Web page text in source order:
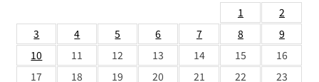
1
2
3
4 5 6 7 8
9
10
11 12 13 14 15
16
17
18 19 20 21 22
23